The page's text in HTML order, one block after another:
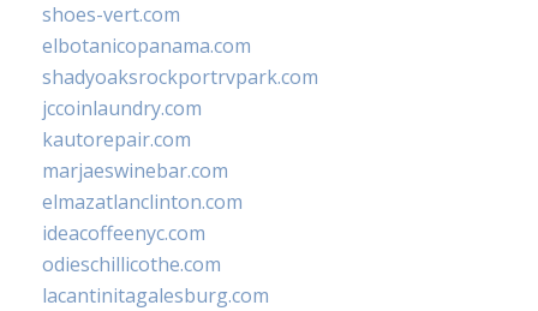
shoes-vert.com
elbotanicopanama.com
shadyoaksrockportrvpark.com
jccoinlaundry.com
kautorepair.com
marjaeswinebar.com
elmazatlanclinton.com
ideacoffeenyc.com
odieschillicothe.com
lacantinitagalesburg.com